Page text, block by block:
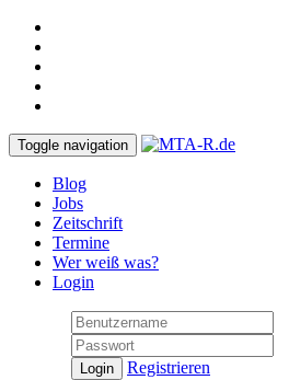
Toggle navigation
Blog
Jobs
Zeitschrift
Termine
Wer weiß was?
Login
Login
Registrieren